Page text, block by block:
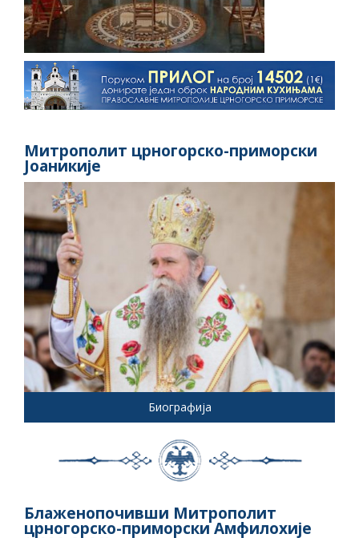
Митрополит црногорско-приморски
Јоаникије
Биографија
Блаженопочивши Митрополит
црногорско-приморски Амфилохије